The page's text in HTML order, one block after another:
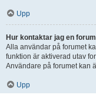
Upp
Hur kontaktar jag en
Alla användar på forumet
funktion är aktiverad utav
Användare på forumet kan
Upp